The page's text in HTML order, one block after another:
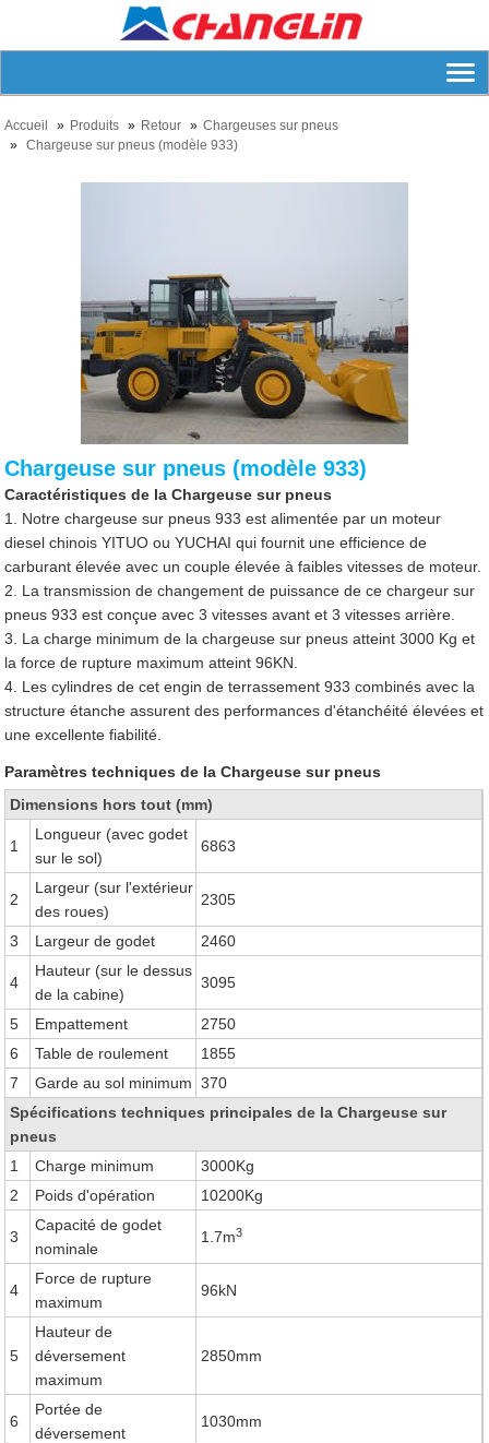
Accueil Produits Retour
Chargeuses sur pneus
Chargeuse sur pneus (modèle 933)
Chargeuse sur pneus (modèle 933)
Caractéristiques de la Chargeuse sur pneus
1. Notre chargeuse sur pneus 933 est alimentée par un moteur
diesel chinois YITUO ou YUCHAI qui fournit une efficience de
carburant élevée avec un couple élevée à faibles vitesses de moteur.
2. La transmission de changement de puissance de ce chargeur sur
pneus 933 est conçue avec 3 vitesses avant et 3 vitesses arrière.
3. La charge minimum de la chargeuse sur pneus atteint 3000 Kg et
la force de rupture maximum atteint 96KN.
4. Les cylindres de cet engin de terrassement 933 combinés avec la
structure étanche assurent des performances d'étanchéité élevées et
une excellente fiabilité.
Paramètres techniques de la Chargeuse sur pneus
Dimensions hors tout (mm)
1
Longueur (avec godet
sur le sol)
6863
2
Largeur (sur l'extérieur
des roues)
2305
3 Largeur de godet 2460
4
Hauteur (sur le dessus
de la cabine)
3095
5 Empattement
2750
6
Table de roulement
1855
7
Garde au sol minimum 370
Spécifications techniques principales de la Chargeuse sur
pneus
1
Charge minimum
3000Kg
2
Poids d'opération 10200Kg
3
Capacité de godet
nominale
1.7m3
4
Force de rupture
maximum
96kN
5
Hauteur de
déversement
maximum
2850mm
6
Portée de
déversement
1030mm